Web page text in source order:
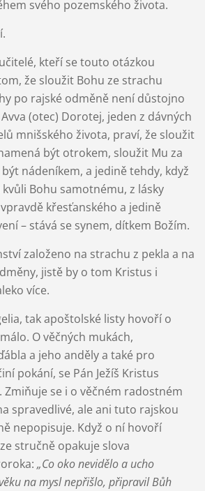
svého pozemského života.
kteří se touto otázkou
že sloužit Bohu ze strachu
po rajské odměně není důstojno
(otec) Dorotej, jeden z dávných
mnišského života, praví, že sloužit
být otrokem, sloužit Mu za
nádeníkem, a jedině tehdy, když
Bohu samotnému, z lásky
křesťanského a jedině
– stává se synem, dítkem Božím.
založeno na strachu z pekla a na
jistě by o tom Kristus i
více.
tak apoštolské listy hovoří o
O věčných mukách,
a jeho anděly a také pro
pokání, se Pán Ježíš Kristus
se i o věčném radostném
spravedlivé, ale ani tuto rajskou
nepopisuje. Když o ní hovoří
stručně opakuje slova
„Co oko nevidělo a ucho
na mysl nepřišlo, připravil Bůh